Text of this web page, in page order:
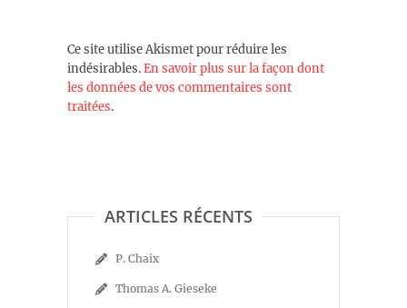
Ce site utilise Akismet pour réduire les
indésirables.En savoir plus sur la façon dont
les données de vos commentaires sont
traitées.
ARTICLES RÉCENTS
P. Chaix
Thomas A. Gieseke